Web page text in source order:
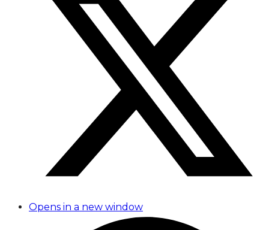
Opens in a new window